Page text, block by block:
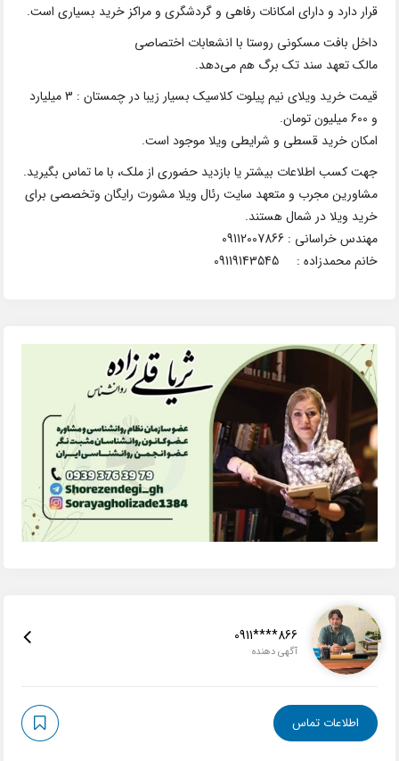
قرار دارد و دارای امکانات رفاهی و گردشگری و مراکز خرید بسیاری است.
داخل بافت مسکونی روستا با انشعابات اختصاصی
مالک تعهد سند تک برگ هم می‌دهد.
قیمت خرید ویلای نیم پیلوت کلاسیک بسیار زیبا در چمستان : 3 میلیارد
و 600 میلیون تومان.
امکان خرید قسطی و شرایطی ویلا موجود است.
جهت کسب اطلاعات بیشتر یا بازدید حضوری از ملک، با ما تماس بگیرید.
مشاورین مجرب و متعهد سایت رئال ویلا مشورت رایگان وتخصصی برای
خرید ویلا در شمال هستند.
مهندس خراسانی : 09112007866
خانم محمدزاده : 09119143545
0911****866
آگهی دهنده
اطلاعات تماس